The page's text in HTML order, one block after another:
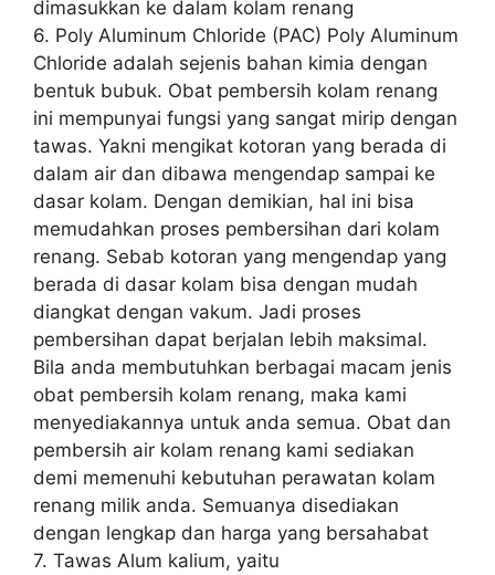
dimasukkan ke dalam kolam renang
6. Poly Aluminum Chloride (PAC) Poly Aluminum
Chloride adalah sejenis bahan kimia dengan
bentuk bubuk. Obat pembersih kolam renang
ini mempunyai fungsi yang sangat mirip dengan
tawas. Yakni mengikat kotoran yang berada di
dalam air dan dibawa mengendap sampai ke
dasar kolam. Dengan demikian, hal ini bisa
memudahkan proses pembersihan dari kolam
renang. Sebab kotoran yang mengendap yang
berada di dasar kolam bisa dengan mudah
diangkat dengan vakum. Jadi proses
pembersihan dapat berjalan lebih maksimal.
Bila anda membutuhkan berbagai macam jenis
obat pembersih kolam renang, maka kami
menyediakannya untuk anda semua. Obat dan
pembersih air kolam renang kami sediakan
demi memenuhi kebutuhan perawatan kolam
renang milik anda. Semuanya disediakan
dengan lengkap dan harga yang bersahabat
7. Tawas Alum kalium, yaitu